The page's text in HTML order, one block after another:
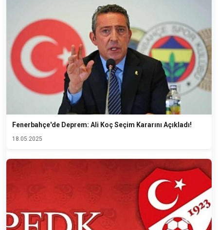
Fenerbahçe'de Deprem: Ali Koç Seçim Kararını Açıkladı!
18.05.2025